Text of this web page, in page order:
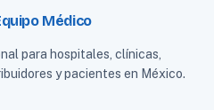
Médico
para hospitales, clínicas,
y pacientes en México.